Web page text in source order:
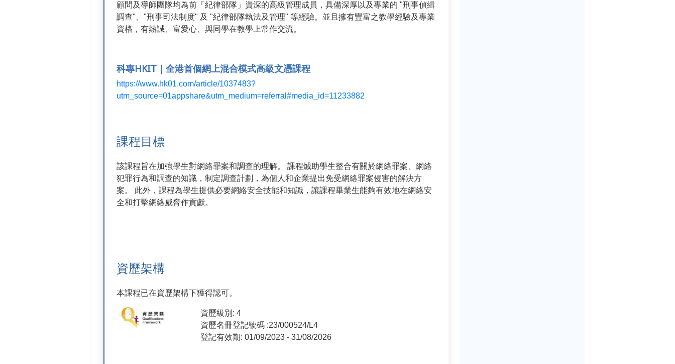
顧問及導師團隊均為前「紀律部隊」資深的高級管理成員，具備深厚以及專業的 "刑事偵緝
調查"、"刑事司法制度" 及 "紀律部隊執法及管理" 等經驗。並且擁有豐富之教學經驗及專業
資格，有熱誠、富愛心、與同學在教學上常作交流。
科專HKIT｜全港首個網上混合模式高級文憑課程
https://www.hk01.com/article/1037483?
utm_source=01appshare&utm_medium=referral#media_id=11233882
課程目標
該課程旨在加強學生對網絡罪案和調查的理解。 課程煘助學生整合有關於網絡罪案、網絡
犯罪行為和調查的知識，制定調查計劃，為個人和企業提出免受網絡罪案侵害的解決方
案。 此外，課程為學生提供必要網絡安全技能和知識，讓課程畢業生能夠有效地在網絡安
全和打擊網絡威脅作貢獻。
資歷架構
本課程已在資歷架構下獲得認可。
資歷級別: 4
資歷名冊登記號碼 :23/000524/L4
登記有效期: 01/09/2023 - 31/08/2026